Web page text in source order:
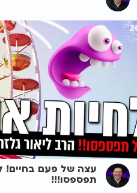
עצה של פעם בחיים!
תפספסו!!!